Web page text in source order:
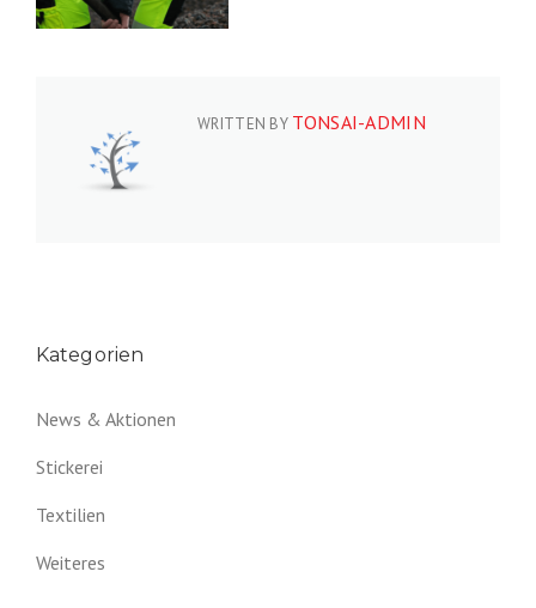
WRITTEN BY TONSAI-ADMIN
Kategorien
News & Aktionen
Stickerei
Textilien
Weiteres